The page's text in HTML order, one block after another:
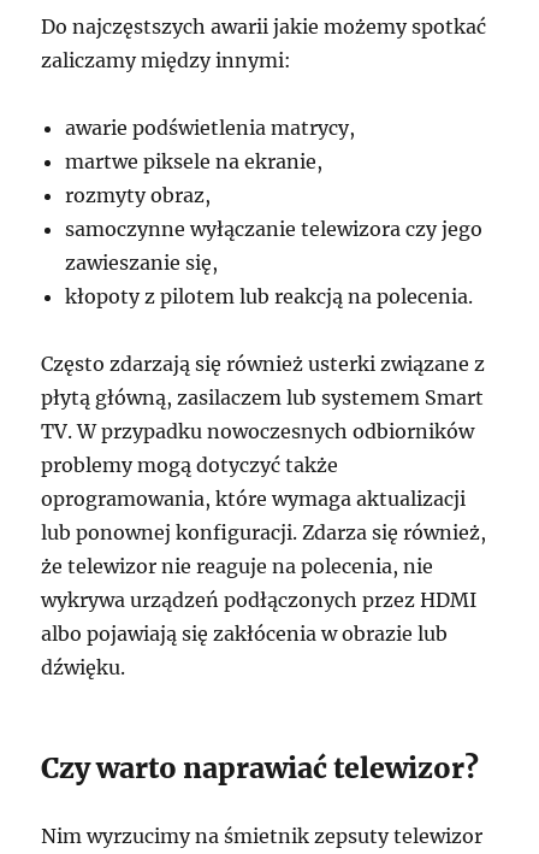
Do najczęstszych awarii jakie możemy spotkać
zaliczamy między innymi:
awarie podświetlenia matrycy,
martwe piksele na ekranie,
rozmyty obraz,
samoczynne wyłączanie telewizora czy jego
zawieszanie się,
kłopoty z pilotem lub reakcją na polecenia.
Często zdarzają się również usterki związane z
płytą główną, zasilaczem lub systemem Smart
TV. W przypadku nowoczesnych odbiorników
problemy mogą dotyczyć także
oprogramowania, które wymaga aktualizacji
lub ponownej konfiguracji. Zdarza się również,
że telewizor nie reaguje na polecenia, nie
wykrywa urządzeń podłączonych przez HDMI
albo pojawiają się zakłócenia w obrazie lub
dźwięku.
Czy warto naprawiać telewizor?
Nim wyrzucimy na śmietnik zepsuty telewizor